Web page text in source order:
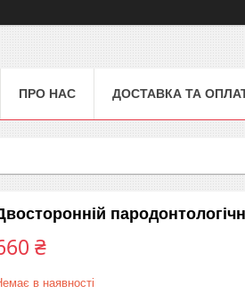
ПРО НАС ДОСТАВКА ТА
₴
в наявності